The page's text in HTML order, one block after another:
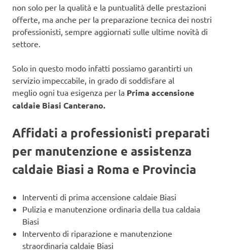
non solo per la qualità e la puntualità delle prestazioni
offerte, ma anche per la preparazione tecnica dei nostri
professionisti, sempre aggiornati sulle ultime novità di
settore.
Solo in questo modo infatti possiamo garantirti un
servizio impeccabile, in grado di soddisfare al
meglio ogni tua esigenza per la Prima accensione
caldaie Biasi Canterano.
Affidati a professionisti preparati
per manutenzione e assistenza
caldaie Biasi a Roma e Provincia
Interventi di prima accensione caldaie Biasi
Pulizia e manutenzione ordinaria della tua caldaia
Biasi
Intervento di riparazione e manutenzione
straordinaria caldaie Biasi